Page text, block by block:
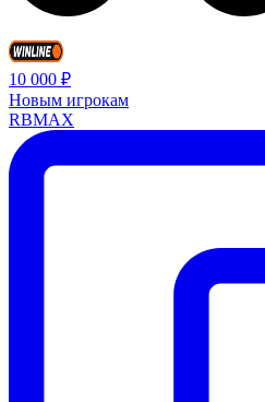
10 000 ₽
Новым игрокам
RBMAX